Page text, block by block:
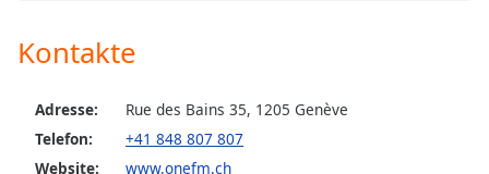
Style
Kontakte
Adresse:
Rue des Bains 35, 1205 Genève
Telefon:
+41 848 807 807
Website:
www.onefm.ch